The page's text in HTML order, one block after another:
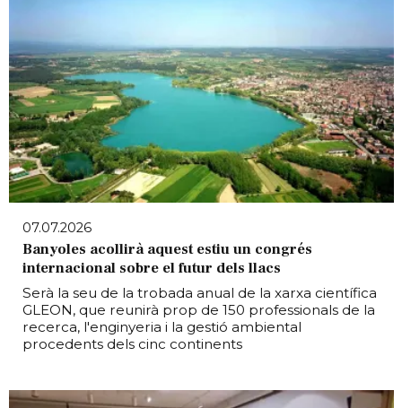
07.07.2026
Banyoles acollirà aquest estiu un congrés
internacional sobre el futur dels llacs
Serà la seu de la trobada anual de la xarxa científica
GLEON, que reunirà prop de 150 professionals de la
recerca, l'enginyeria i la gestió ambiental
procedents dels cinc continents